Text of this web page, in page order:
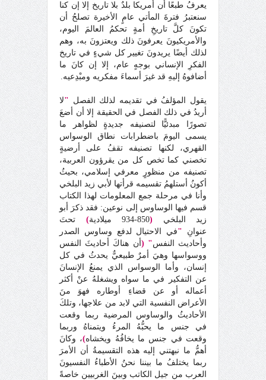
يعرفُ طبعًا أن أمريكا بلدٌ بلا تاريخ إلا إن كنا
سنعتبرُ فترةَ المأتي عامٍ الأخيرة تصلحُ أن
تكونَ كلَّ تاريخِ أمةٍ تحكمُ العالمَ اليوم،
والأمريكيونَ يعرفونَ ذلك ويعتزونَ به، وهم
لذلك أيضًا يريدونَ تغيير كل شيءٍ في تاريخ
الفكرِ الإنساني بوجهٍ عام، إلا إن كانَ ما
أضافوهُ إليهِ قد غيرَ أسماءَ مفكريه ومبْدِعيه.
يقول المؤلفُ في تقديمه لذلك الفصل "لا
أريدُ في ذلك الفصل في الحقيقة إلا أن أضعَ
تصورًا مبدئيًّا لتصنيفه جديدةٍ لظواهر ما
يسمى اليومَ باضطرابات نطاق الوسواس
القهري، لكنها تصنيفه تقفُ على أرضيةٍ
تخصني كما تخص كل من يقرؤون العربية،
تصنيفه من منظورٍ معرفي إسلامي، بحيثُ
أكونُ أستلهمُ تقسيمه قرأتها لأبي زيد البلخي
وأنا في مرحلة جمع المعلومات لهذا الكتاب
قسم فيها الوساوس إلى نوعين: فقد ذكرَ أبو
زيد البلخي (850-934 ميلادية ) تحتَ
عنوانِ "في الاحتيال لدفع وساوس الصدر
وأحاديث النفس" ( أن هناكَ أحاديثَ النفس
ووسواسها وهيَ أمرٌ طبيعيٌّ يحدثُ في كل
إنسان، وأما الوسواس الذي يمنعُ الإنسانَ
عن التفكير في ما سواه ويشغلهُ عنْ أكثر
أعماله أو عن قضاءِ أوطاره فهوَ منَ
الأعراض النفسية التي لابد من علاجها، وتلكَ
الأحاديثُ والوساوس المرضية ربما وقعت
في جنس ما يحبُّهُ المرءُ ويتمناهُ وربما
وقعت في جنس ما يخافُهُ ويخشاه)، وكانَ
أهمُّ ما نبهتني إليه هذه التقسيمةُ أن الأمرَ
ربما يختلفُ ما بيننا نحنُ الأطباءُ النفسيونَ
العرب من جيل الكاتب وبينَ الغربيين خاصةً